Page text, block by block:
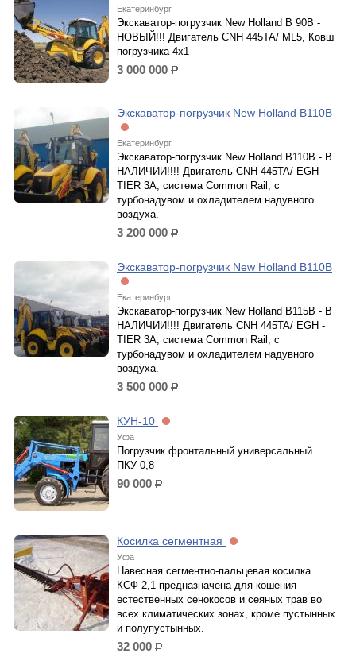
Екатеринбург
Экскаватор-погрузчик New Holland B 90B -
НОВЫЙ!!! Двигатель CNH 445TA/ ML5, Ковш
погрузчика 4х1
3 000 000 р.
Экскаватор-погрузчик New Holland B110B
Екатеринбург
Экскаватор-погрузчик New Holland B110B - В
НАЛИЧИИ!!!! Двигатель CNH 445TA/ EGH -
TIER 3A, система Common Rail, с
турбонадувом и охладителем надувного
воздуха.
3 200 000 р.
Экскаватор-погрузчик New Holland B110B
Екатеринбург
Экскаватор-погрузчик New Holland B115B - В
НАЛИЧИИ!!!! Двигатель CNH 445TA/ EGH -
TIER 3A, система Common Rail, с
турбонадувом и охладителем надувного
воздуха.
3 500 000 р.
КУН-10
Уфа
Погрузчик фронтальный универсальный
ПКУ-0,8
90 000 р.
Косилка сегментная
Уфа
Навесная сегментно-пальцевая косилка
КСФ-2,1 предназначена для кошения
естественных сенокосов и сеяных трав во
всех климатических зонах, кроме пустынных
и полупустынных.
32 000 р.